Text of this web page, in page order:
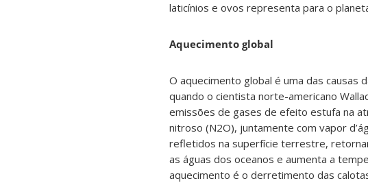
laticínios e ovos representa para o
Aquecimento global
O aquecimento global é uma das causas
quando o cientista norte-americano
emissões de gases de efeito estufa na
nitroso (N2O), juntamente com vapor
refletidos na superfície terrestre,
as águas dos oceanos e aumenta a
aquecimento é o derretimento das